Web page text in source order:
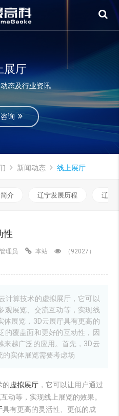
展厅
态及行业资讯
询
新闻动态 线上展厅
介 辽宁发展历程 辽宁
性
理员 本站
（92027）
计算技术的虚拟展厅，它可以
观展览、交流互动等，实现线
体展览，3D云展厅具有更高的
的覆盖面和更好的互动性，因
来越广泛的应用。首先，3D云
的实体展览需要考虑场
的虚拟展厅 ，它可以让用户通过
动等，实现线上展览的效果。
具有更高的灵活性、更低的成